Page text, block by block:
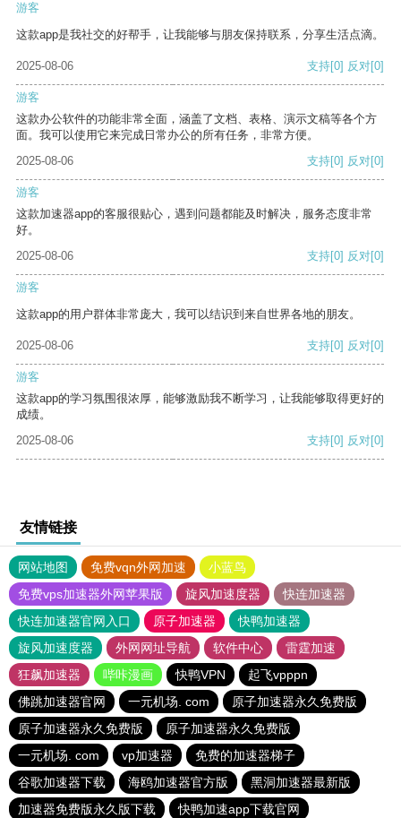
游客
这款app是我社交的好帮手，让我能够与朋友保持联系，分享生活点滴。
2025-08-06 支持[0] 反对[0]
游客
这款办公软件的功能非常全面，涵盖了文档、表格、演示文稿等各个方
面。我可以使用它来完成日常办公的所有任务，非常方便。
2025-08-06
支持[0] 反对[0]
游客
这款加速器app的客服很贴心，遇到问题都能及时解决，服务态度非常
好。
2025-08-06
支持[0] 反对[0]
游客
这款app的用户群体非常庞大，我可以结识到来自世界各地的朋友。
2025-08-06 支持[0] 反对[0]
游客
这款app的学习氛围很浓厚，能够激励我不断学习，让我能够取得更好的
成绩。
2025-08-06
支持[0] 反对[0]
友情链接
网站地图 免费vqn外网加速
小蓝鸟
免费vps加速器外网苹果版
旋风加速度器
快连加速器
快连加速器官网入口
原子加速器
快鸭加速器
旋风加速度器
外网网址导航 软件中心
雷霆加速
狂飙加速器
哔咔漫画 快鸭VPN
起飞vpppn
佛跳加速器官网
一元机场. com
原子加速器永久免费版
原子加速器永久免费版
原子加速器永久免费版
一元机场. com
vp加速器
免费的加速器梯子
谷歌加速器下载
海鸥加速器官方版
黑洞加速器最新版
加速器免费版永久版下载
快鸭加速app下载官网